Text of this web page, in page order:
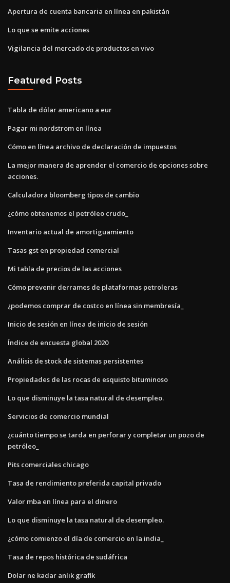
Apertura de cuenta bancaria en línea en pakistán
Lo que se emite acciones
Vigilancia del mercado de productos en vivo
Featured Posts
Tabla de dólar americano a eur
Pagar mi nordstrom en línea
Cómo en línea archivo de declaración de impuestos
La mejor manera de aprender el comercio de opciones sobre
acciones.
Calculadora bloomberg tipos de cambio
¿cómo obtenemos el petróleo crudo_
Inventario actual de amortiguamiento
Tasas gst en propiedad comercial
Mi tabla de precios de las acciones
Cómo prevenir derrames de plataformas petroleras
¿podemos comprar de costco en línea sin membresía_
Inicio de sesión en línea de inicio de sesión
Índice de encuesta global 2020
Análisis de stock de sistemas persistentes
Propiedades de las rocas de esquisto bituminoso
Lo que disminuye la tasa natural de desempleo.
Servicios de comercio mundial
¿cuánto tiempo se tarda en perforar y completar un pozo de
petróleo_
Pits comerciales chicago
Tasa de rendimiento preferida capital privado
Valor mba en línea para el dinero
Lo que disminuye la tasa natural de desempleo.
¿cómo comienzo el día de comercio en la india_
Tasa de repos histórica de sudáfrica
Dolar ne kadar anlık grafik